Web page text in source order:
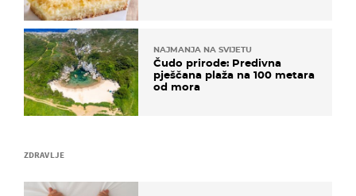
ZDRAVLJE
NAJMANJA NA SVIJETU
Čudo prirode: Predivna
pješčana plaža na 100 metara
od mora